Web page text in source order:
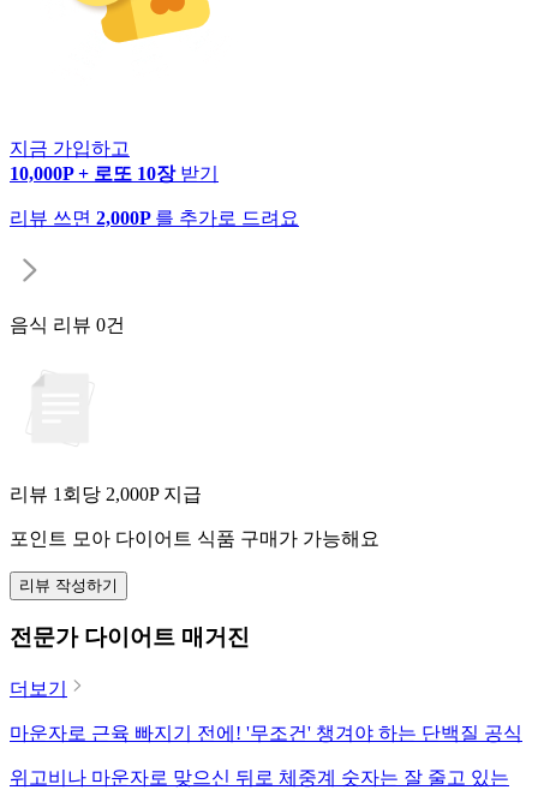
지금 가입하고
10,000P + 로또 10장 받기
리뷰 쓰면 2,000P 를 추가로 드려요
음식 리뷰 0건
리뷰 1회당 2,000P 지급
포인트 모아 다이어트 식품 구매가 가능해요
리뷰 작성하기
전문가 다이어트 매거진
더보기
마운자로 근육 빠지기 전에! '무조건' 챙겨야 하는 단백질 공식
위고비나 마운자로 맞으신 뒤로 체중계 숫자는 잘 줄고 있는